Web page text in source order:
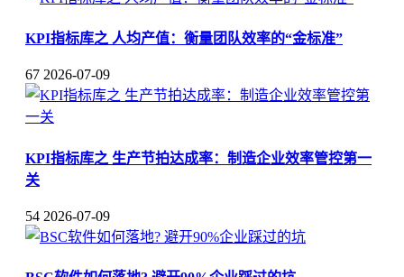
KPI指标库之 人均产值：衡量团队效率的“金标准”
67 2026-07-09
KPI指标库之 生产节拍达成率：制造企业效率管控第一
关
54 2026-07-09